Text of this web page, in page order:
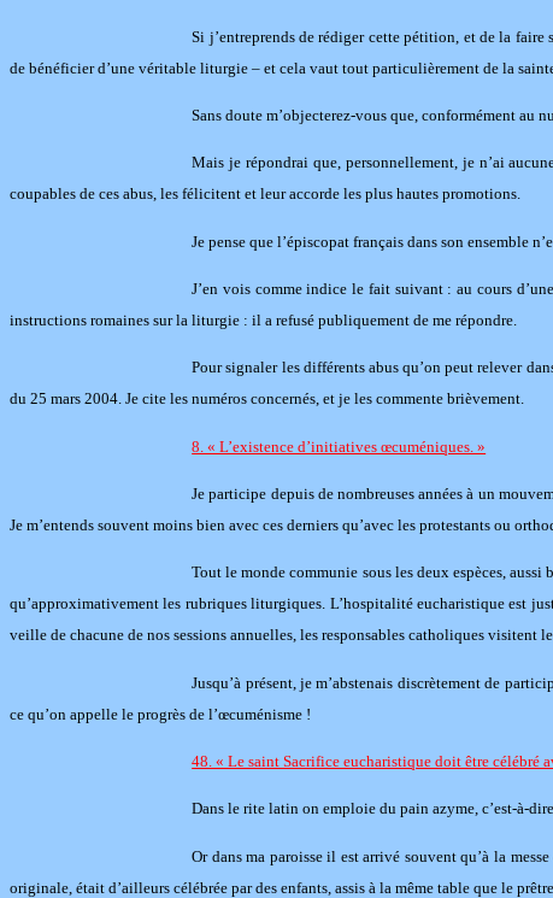
Si j’entreprends de rédiger cette pétition, et de la
de bénéficier d’une véritable liturgie – et cela vaut tout particulièrement de la
Sans doute m’objecterez-vous que, conformément
Mais je répondrai que, personnellement, je n’ai
coupables de ces abus, les félicitent et leur accorde les plus hautes promotions.
Je pense que l’épiscopat français dans son ensemble
J’en vois comme indice le fait suivant : au cours
instructions romaines sur la liturgie : il a refusé publiquement de me répondre.
Pour signaler les différents abus qu’on peut relever
du 25 mars 2004. Je cite les numéros concernés, et je les commente brièvement.
8. « L’existence d’initiatives œcuméniques. »
Je participe depuis de nombreuses années à un
Je m’entends souvent moins bien avec ces derniers qu’avec les protestants ou
Tout le monde communie sous les deux espèces,
qu’approximativement les rubriques liturgiques. L’hospitalité eucharistique est
veille de chacune de nos sessions annuelles, les responsables catholiques
Jusqu’à présent, je m’abstenais discrètement de
ce qu’on appelle le progrès de l’œcuménisme !
48. « Le saint Sacrifice eucharistique doit être célébré
Dans le rite latin on emploie du pain azyme, c’est-à-
Or dans ma paroisse il est arrivé souvent qu’à la
originale, était d’ailleurs célébrée par des enfants, assis à la même table que le